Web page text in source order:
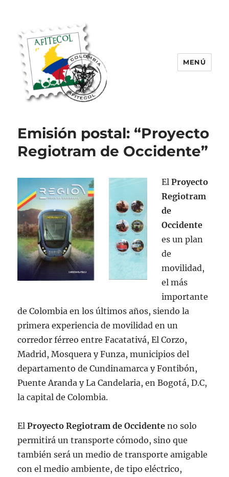
Temática en Colombia | 2008 –
2025
MENÚ
Emisión postal: “Proyecto
Regiotram de Occidente”
ElProyecto
Regiotram
de
Occidente
es un plan
de
movilidad,
el más
importante
de Colombia en los últimos años, siendo la
primera experiencia de movilidad en un
corredor férreo entre Facatativá, El Corzo,
Madrid, Mosquera y Funza, municipios del
departamento de Cundinamarca y Fontibón,
Puente Aranda y La Candelaria, en Bogotá, D.C,
la capital de Colombia.
ElProyecto Regiotram de Occidente no solo
permitirá un transporte cómodo, sino que
también será un medio de transporte amigable
con el medio ambiente, de tipo eléctrico,